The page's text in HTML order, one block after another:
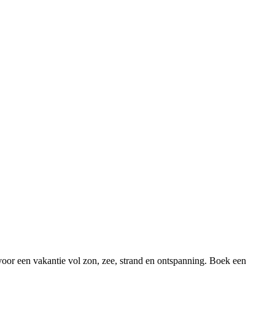
een vakantie vol zon, zee, strand en ontspanning. Boek een